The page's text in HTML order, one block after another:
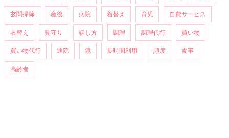
玄関掃除 産後 病院 着替え 育児 自費サービス
衣替え 見守り 話し方 調理 調理代行 買い物
買い物代行 通院 鏡 長時間利用 頻度 食事
高齢者